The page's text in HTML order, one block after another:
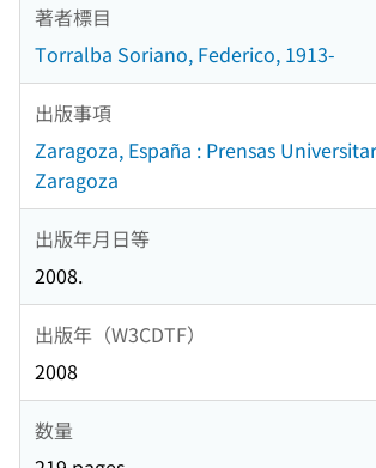
著者標目
Torralba Soriano, Federico, 1913-
出版事項
Zaragoza, España : Prensas
Zaragoza
出版年月日等
2008.
出版年（W3CDTF）
2008
数量